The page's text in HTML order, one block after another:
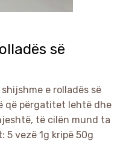
së
e rolladës së
që përgatitet lehtë dhe
të cilën mund ta
5 vezë 1g kripë 50g